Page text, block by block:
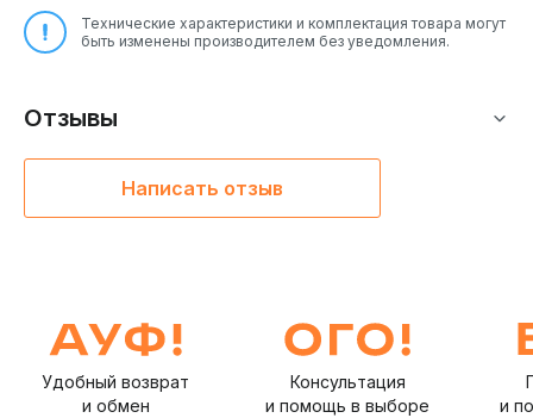
Технические характеристики и комплектация товара могут
быть изменены производителем без уведомления.
Отзывы
Написать отзыв
Удобный возврат
и обмен
Консультация
и помощь в выборе
и